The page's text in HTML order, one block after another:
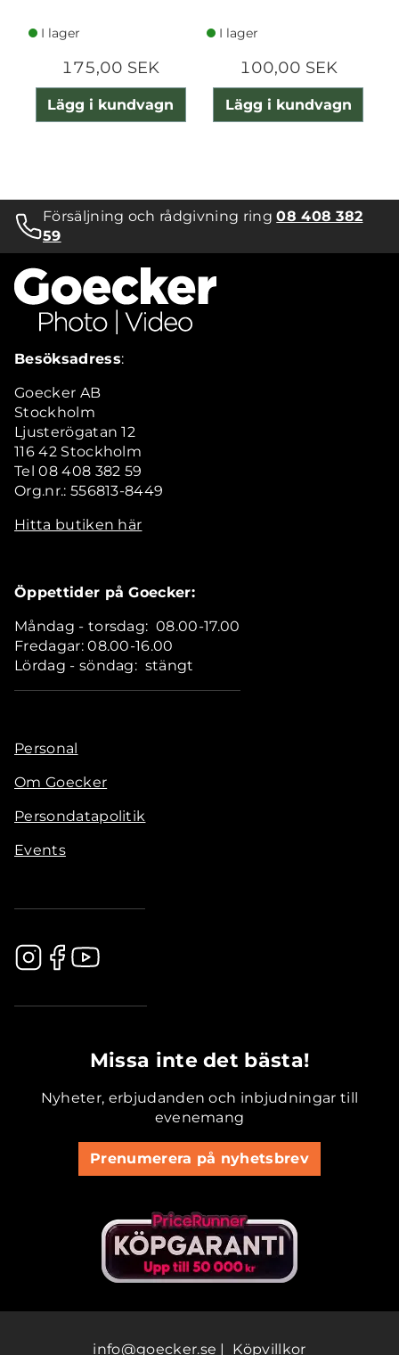
I lager
175,00 SEK
Lägg i kundvagn
I lager
100,00 SEK
Lägg i kundvagn
Försäljning och rådgivning ring08 408 382
59
Besöksadress:
Goecker AB
Stockholm
Ljusterögatan 12
116 42 Stockholm
Tel 08 408 382 59
Org.nr.: 556813-8449
Hitta butiken här
Öppettider på Goecker:
Måndag - torsdag: 08.00-17.00
Fredagar: 08.00-16.00
Lördag - söndag: stängt
Personal
Om Goecker
Persondatapolitik
Events
Missa inte det bästa!
Nyheter, erbjudanden och inbjudningar till
evenemang
Prenumerera på nyhetsbrev
info@goecker.se | Köpvillkor